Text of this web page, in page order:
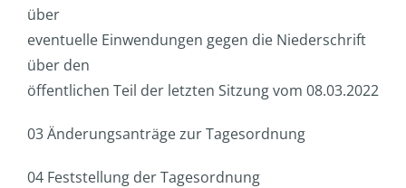
über
eventuelle Einwendungen gegen die Niederschrift
über den
öffentlichen Teil der letzten Sitzung vom 08.03.2022
03 Änderungsanträge zur Tagesordnung
04 Feststellung der Tagesordnung